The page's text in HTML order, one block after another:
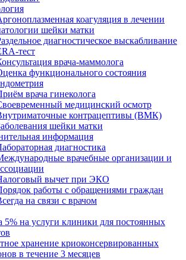
коагуляция в лечении
шейки матки
диагностическое выскабливание
тест
врача-маммолога
функционального состояния
врача гинеколога
медицинский осмотр
контрацептивы (ВМК)
шейки матки
информация
диагностика
врачебные организации и
вычет при ЭКО
работы с обращениями граждан
на связи с врачом
5% на услуги клиники для постоянных
хранение криоконсервированных
в течение 3 месяцев